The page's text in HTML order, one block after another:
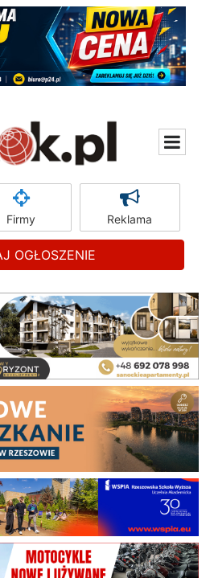
Firmy Reklama
OGŁOSZENIE